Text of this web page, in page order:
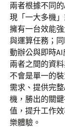
兩者根據不同
現「一大多機
擁有一台效能
與運算任務；
動辦公與即時
兩者之間的資
不會是單一的
需求、提供完
機，勝出的關
值，提升工作
樂體驗。